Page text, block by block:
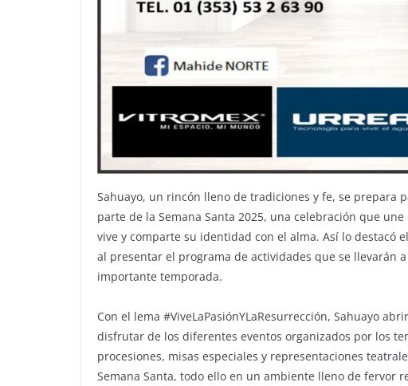
Sahuayo, un rincón lleno de tradiciones y fe, se prepara
parte de la Semana Santa 2025, una celebración que
vive y comparte su identidad con el alma. Así lo destacó
al presentar el programa de actividades que se llevarán
importante temporada.
Con el lema #ViveLaPasiónYLaResurrección, Sahuayo
disfrutar de los diferentes eventos organizados por los
procesiones, misas especiales y representaciones
Semana Santa, todo ello en un ambiente lleno de fervor